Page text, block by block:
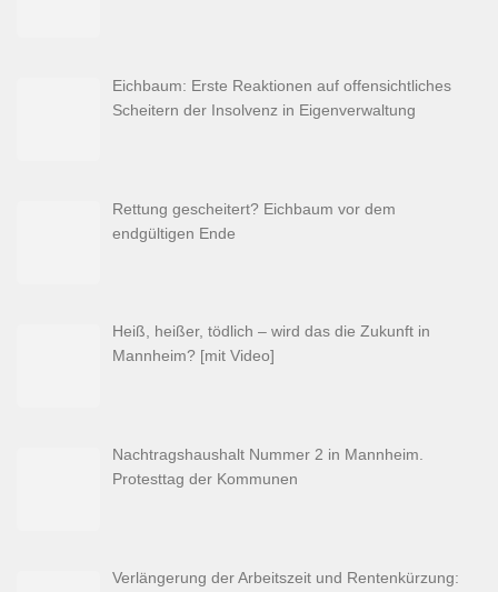
Eichbaum: Erste Reaktionen auf offensichtliches
Scheitern der Insolvenz in Eigenverwaltung
Rettung gescheitert? Eichbaum vor dem
endgültigen Ende
Heiß, heißer, tödlich – wird das die Zukunft in
Mannheim? [mit Video]
Nachtragshaushalt Nummer 2 in Mannheim.
Protesttag der Kommunen
Verlängerung der Arbeitszeit und Rentenkürzung: